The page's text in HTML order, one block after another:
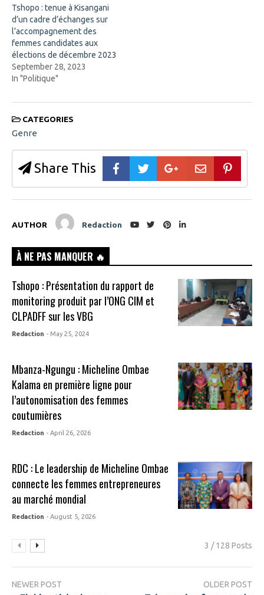
n
d
o
w
)
Tshopo : tenue à Kisangani
d’un cadre d’échanges sur
l’accompagnement des
femmes candidates aux
élections de décembre 2023
September 28, 2023
In "Politique"
CATEGORIES
Genre
Share This
AUTHOR Redaction
À NE PAS MANQUER 🔥
Tshopo : Présentation du rapport de
monitoring produit par l’ONG CIM et
CLPADFF sur les VBG
Redaction - May 25, 2024
Mbanza-Ngungu : Micheline Ombae
Kalama en première ligne pour
l’autonomisation des femmes
coutumières
Redaction - April 26, 2026
RDC : Le leadership de Micheline Ombae
connecte les femmes entrepreneures
au marché mondial
Redaction - August 5, 2026
3 / 128 Posts
NEWER POST OLDER POST